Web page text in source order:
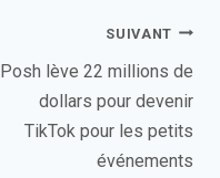
SUIVANT
Posh lève 22 millions de
dollars pour devenir
TikTok pour les petits
événements